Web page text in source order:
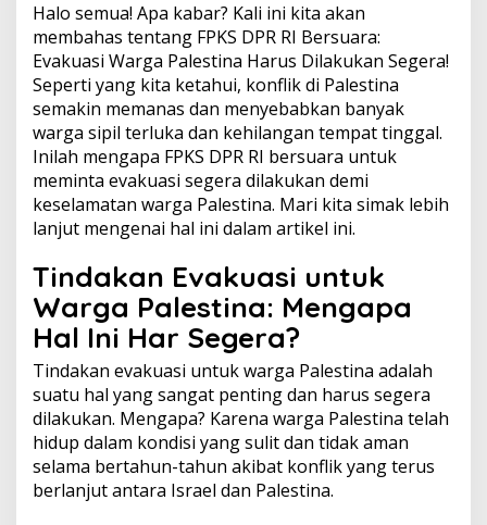
Halo semua! Apa kabar? Kali ini kita akan
membahas tentang FPKS DPR RI Bersuara:
Evakuasi Warga Palestina Harus Dilakukan Segera!
Seperti yang kita ketahui, konflik di Palestina
semakin memanas dan menyebabkan banyak
warga sipil terluka dan kehilangan tempat tinggal.
Inilah mengapa FPKS DPR RI bersuara untuk
meminta evakuasi segera dilakukan demi
keselamatan warga Palestina. Mari kita simak lebih
lanjut mengenai hal ini dalam artikel ini.
Tindakan Evakuasi untuk
Warga Palestina: Mengapa
Hal Ini Har Segera?
Tindakan evakuasi untuk warga Palestina adalah
suatu hal yang sangat penting dan harus segera
dilakukan. Mengapa? Karena warga Palestina telah
hidup dalam kondisi yang sulit dan tidak aman
selama bertahun-tahun akibat konflik yang terus
berlanjut antara Israel dan Palestina.